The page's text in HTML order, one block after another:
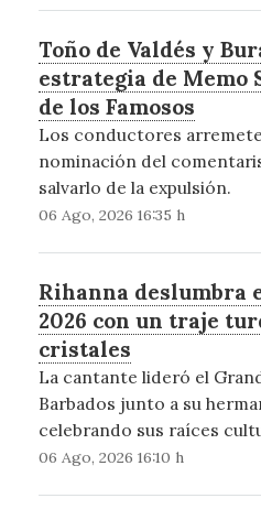
Toño de Valdés y
estrategia de Memo
de los Famosos
Los conductores
nominación del
salvarlo de la expulsión.
06 Ago, 2026 16:35 h
Rihanna deslumbra
2026 con un traje
cristales
La cantante lideró el
Barbados junto a su
celebrando sus raíces
06 Ago, 2026 16:10 h